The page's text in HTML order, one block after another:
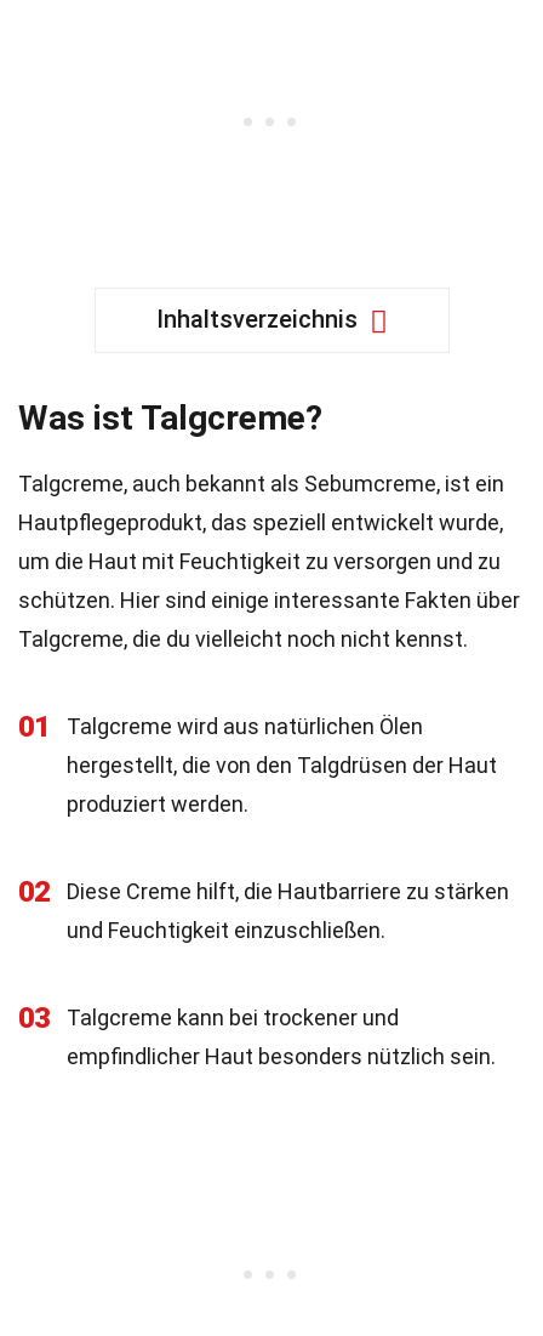
Inhaltsverzeichnis
Was ist Talgcreme?
Talgcreme, auch bekannt als Sebumcreme, ist ein
Hautpflegeprodukt, das speziell entwickelt wurde,
um die Haut mit Feuchtigkeit zu versorgen und zu
schützen. Hier sind einige interessante Fakten über
Talgcreme, die du vielleicht noch nicht kennst.
01
Talgcreme wird aus natürlichen Ölen
hergestellt, die von den Talgdrüsen der Haut
produziert werden.
02
Diese Creme hilft, die Hautbarriere zu stärken
und Feuchtigkeit einzuschließen.
03
Talgcreme kann bei trockener und
empfindlicher Haut besonders nützlich sein.